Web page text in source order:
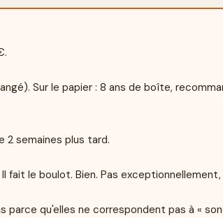
Sur le papier : 8 ans de boîte,
2 semaines plus tard.
fait le boulot. Bien. Pas exceptionnellement,
parce qu'elles ne correspondent pas à «